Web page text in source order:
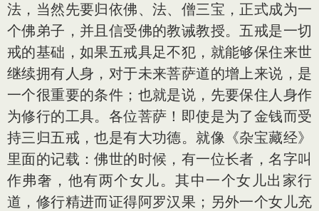
法，当然先要归依佛、法、僧三宝，正式成为一
个佛弟子，并且信受佛的教诫教授。五戒是一切
戒的基础，如果五戒具足不犯，就能够保住来世
继续拥有人身，对于未来菩萨道的增上来说，是
一个很重要的条件；也就是说，先要保住人身作
为修行的工具。各位菩萨！即使是为了金钱而受
持三归五戒，也是有大功德。就像《杂宝藏经》
里面的记载：佛世的时候，有一位长者，名字叫
作弗奢，他有两个女儿。其中一个女儿出家行
道，修行精进而证得阿罗汉果；另外一个女儿充